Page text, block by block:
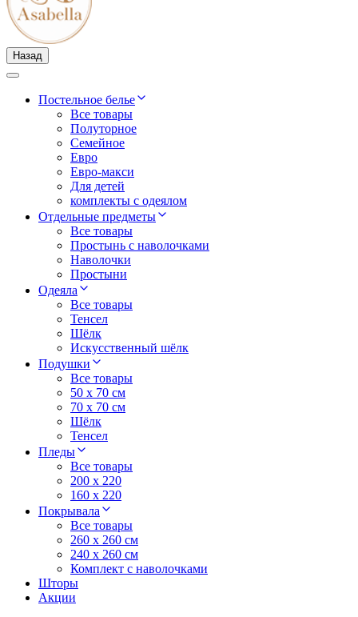
Назад
Постельное белье
Все товары
Полуторное
Семейное
Евро
Евро-макси
Для детей
комплекты с одеялом
Отдельные предметы
Все товары
Простынь с наволочками
Наволочки
Простыни
Одеяла
Все товары
Тенсел
Шёлк
Искусственный шёлк
Подушки
Все товары
50 x 70 см
70 x 70 см
Шёлк
Тенсел
Пледы
Все товары
200 х 220
160 х 220
Покрывала
Все товары
260 x 260 см
240 х 260 см
Комплект с наволочками
Шторы
Акции